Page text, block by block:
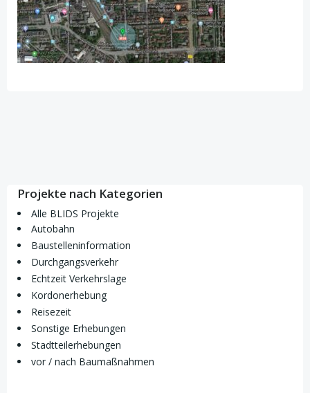
Projekte nach Kategorien
Alle BLIDS Projekte
Autobahn
Baustelleninformation
Durchgangsverkehr
Echtzeit Verkehrslage
Kordonerhebung
Reisezeit
Sonstige Erhebungen
Stadtteilerhebungen
vor / nach Baumaßnahmen